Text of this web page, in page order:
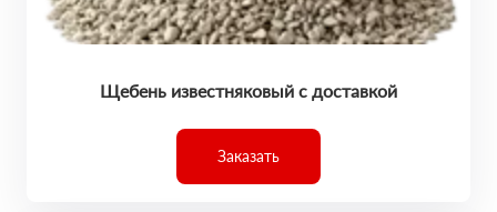
Щебень известняковый с доставкой
Заказать